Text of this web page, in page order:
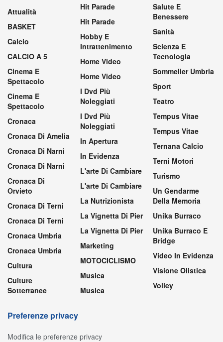
Attualità
BASKET
Calcio
CALCIO A 5
Cinema E
Spettacolo
Cinema E
Spettacolo
Cronaca
Cronaca Di Amelia
Cronaca Di Narni
Cronaca Di Narni
Cronaca Di
Orvieto
Cronaca Di Terni
Cronaca Di Terni
Cronaca Umbria
Cronaca Umbria
Cultura
Culture
Sotterranee
Hit Parade
Hit Parade
Hobby E
Intrattenimento
Home Video
Home Video
I Dvd Più
Noleggiati
I Dvd Più
Noleggiati
In Apertura
In Evidenza
L'arte Di Cambiare
L'arte Di Cambiare
La Nutrizionista
La Vignetta Di Pier
La Vignetta Di Pier
Marketing
MOTOCICLISMO
Musica
Musica
Salute E
Benessere
Sanità
Scienza E
Tecnologia
Sommelier Umbria
Sport
Teatro
Tempus Vitae
Tempus Vitae
Ternana Calcio
Terni Motori
Turismo
Un Gendarme
Della Memoria
Unika Burraco
Unika Burraco E
Bridge
Video In Evidenza
Visione Olistica
Volley
Preferenze privacy
Modifica le preferenze privacy